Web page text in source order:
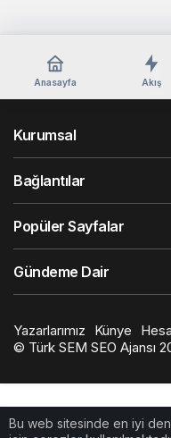
Bu web sitesinde en iyi
Anasayfa Akış
Kurumsal
Bağlantılar
Popüler Sayfalar
Gündeme Dair
Yazarlarımız Künye
© Türk SEM SEO Ajansı